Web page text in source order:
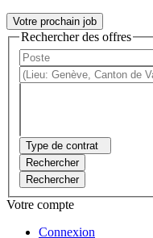
Votre prochain job
Rechercher des offres
Type de contrat
Rechercher
Rechercher
Votre compte
Connexion